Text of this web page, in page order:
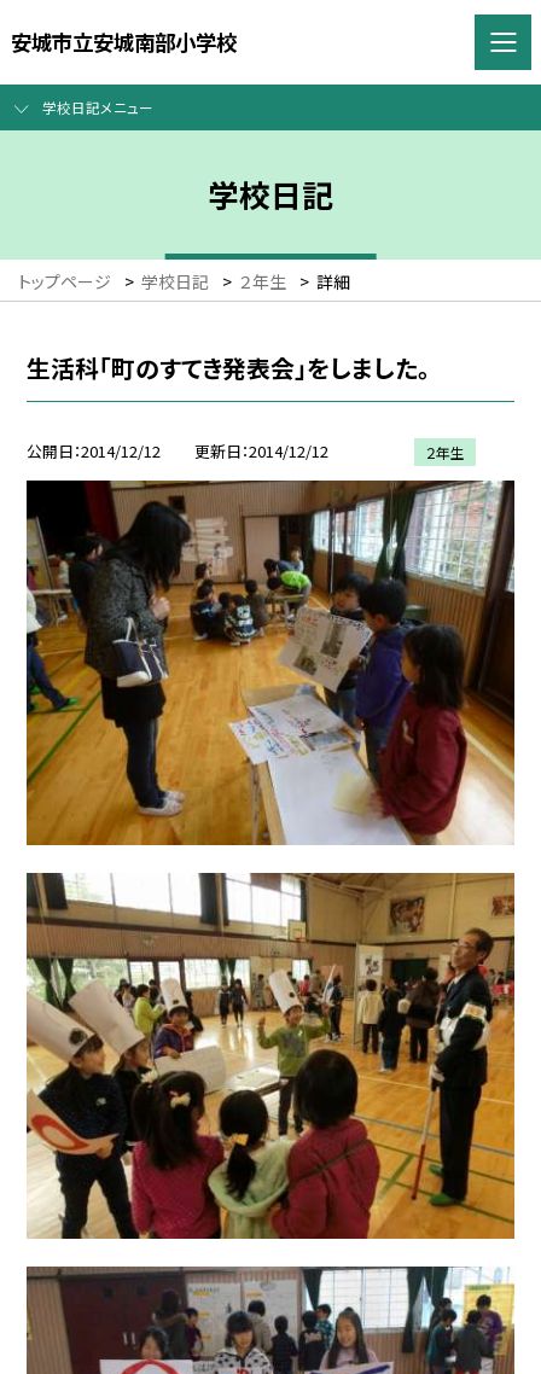
安城市立安城南部小学校
学校日記メニュー
学校日記
トップページ > 学校日記 > ２年生 > 詳細
生活科「町のすてき発表会」をしました。
公開日 2014/12/12 更新日 2014/12/12 ２年生